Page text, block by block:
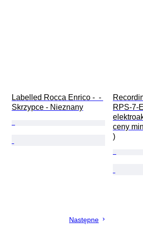
Labelled Rocca Enrico -  -
Skrzypce - Nieznany
RPS-7-
ceny
)
Następne